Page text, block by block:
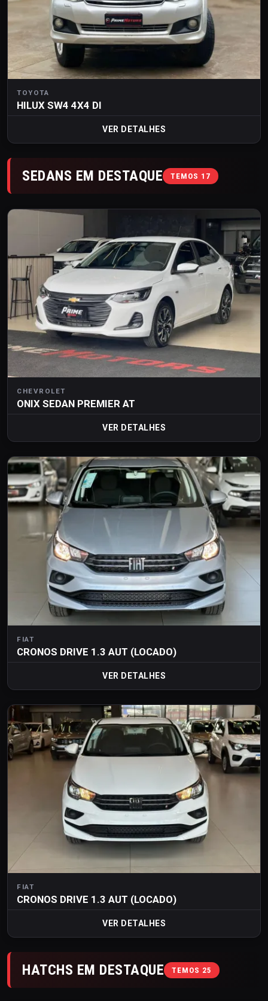
TOYOTA
HILUX SW4 4X4 DI
VER DETALHES
SEDANS EM DESTAQUE TEMOS 17
CHEVROLET
ONIX SEDAN PREMIER AT
VER DETALHES
FIAT
CRONOS DRIVE 1.3 AUT (LOCADO)
VER DETALHES
FIAT
CRONOS DRIVE 1.3 AUT (LOCADO)
VER DETALHES
HATCHS EM DESTAQUE TEMOS 25